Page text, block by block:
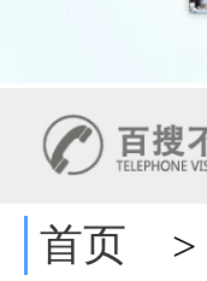
首页 >